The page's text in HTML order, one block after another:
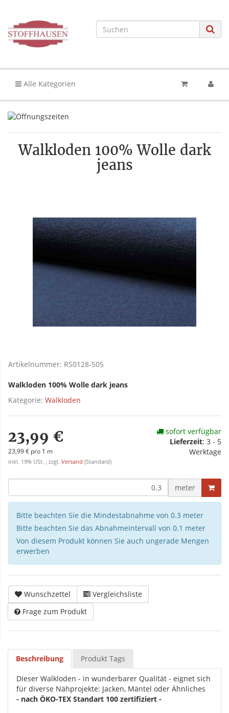
Alle Kategorien
Walkloden 100% Wolle dark
jeans
Artikelnummer: RS0128-505
Walkloden 100% Wolle dark jeans
Kategorie: Walkloden
23,99 €
23,99 € pro 1 m
inkl. 19% USt. , zzgl. Versand (Standard)
sofort verfügbar
Lieferzeit: 3 - 5
Werktage
meter
Bitte beachten Sie die Mindestabnahme von 0.3 meter
Bitte beachten Sie das Abnahmeintervall von 0.1 meter
Von diesem Produkt können Sie auch ungerade Mengen
erwerben
Wunschzettel
Vergleichsliste
Frage zum Produkt
Beschreibung Produkt Tags
Dieser Walkloden - in wunderbarer Qualität - eignet sich
für diverse Nähprojekte: Jacken, Mäntel oder Ähnliches
- nach ÖKO-TEX Standart 100 zertifiziert -